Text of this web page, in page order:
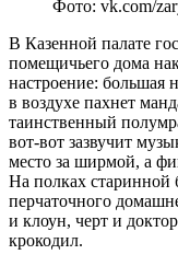
Фото: vk.com/
В Казенной палате
помещичьего дома
настроение: большая
в воздухе пахнет
таинственный
вот‑вот зазвучит
место за ширмой, а
На полках старинной
перчаточного
и клоун, черт и
крокодил.